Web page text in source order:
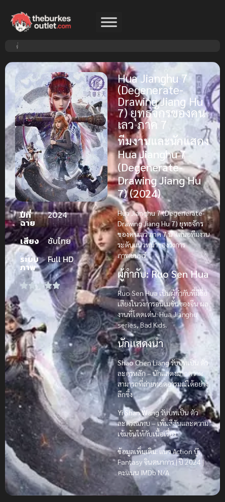
ปีที่
ฉาย
2024
เสียง
ซับไทย
ระบบ
ภาพ
Full HD
Hua Jianghu 7
(Degenerate-
Drawing Jiang Hu
7) ยุทธจักรของคน
เลว ภาค 7
ทีมงานและนักแสดง
Hua Jianghu 7
(Degenerate-
Drawing Jiang Hu
7) (2024)
Hua Jianghu 7 (Degenerate-
Drawing Jiang Hu 7) ยุทธจักร
ของคนเลว ภาค 7นำเสนอทีมงาน
ระดับแนวหน้าของวงการ
ภาพยนตร์
ผู้กำกับ: Ruo Sen Hua
Ruo Sen Hua เป็นผู้กำกับที่มีชื่อ
เสียงในวงการอนิเมชั่นของจีน ผล
งานที่โดดเด่น: Hua Jianghu
series, Bad Kids.
นักแสดงนำ
Shao Chen Liangรับบทเป็น ตัว
ละครหลัก – นักแสดงมากความ
สามารถที่ถ่ายทอดอารมณ์ได้อย่าง
ลึกซึ้ง
Yi Shan Wangรับบทเป็น ตัว
ละครสมทบ – เพิ่มสีสันและความ
เข้มข้นให้กับเนื้อเรื่อง
ข้อมูลเพิ่มเติม:แนว Action บู๊,
Fantasy จินตนาการ | ปี 2024 |
คะแนน IMDb N/A